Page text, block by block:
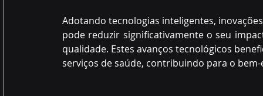
Adotando tecnologias inteligentes,
pode reduzir significativamente o seu
qualidade. Estes avanços tecnológicos
serviços de saúde, contribuindo para o